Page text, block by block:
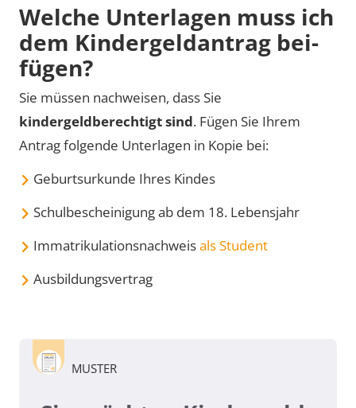
Wel­che Un­ter­la­gen muss ich
dem Kin­der­geld­an­trag bei­
fü­gen?
Sie müssen nachweisen, dass Sie
kindergeldberechtigt sind. Fügen Sie Ihrem
Antrag folgende Unterlagen in Kopie bei:
Geburtsurkunde Ihres Kindes
Schulbescheinigung ab dem 18. Lebensjahr
Immatrikulationsnachweisals Student
Ausbildungsvertrag
MUSTER